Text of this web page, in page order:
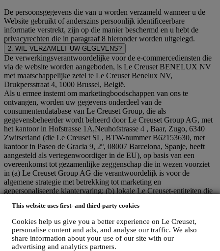
This website uses first- and third-party cookies
Cookies help us give you a better experience on Le Creuset,
personalise content and ads, and analyse our traffic. We also
share information about your use of our site with our
advertising and analytics partners.
De persoonsgegevens die van u worden verzameld wanneer u de
Website gebruikt of anderszins persoonlijk identificeerbare
informatie verstrekt, zijn op die manier beschermd en u hebt de
privacyrechten die in paragraaf 8 hieronder worden uitgelegd.
2. WIE VERZAMELT UW GEGEVENS?
De verwerkingsverantwoordelijke voor de e-commercediensten die
via de website worden aangeboden, is Le Creuset BENELUX NV
met maatschappelijke zetel te Le Creuset Benelux NV,
Drukpersstraat 4, 1000 Brussel, België.
Als u ermee instemt om marketingboodschappen van ons te
ontvangen, worden uw gegevens onderdeel van de
consumentendatabase van Le Creuset Group, die als
gegevensbeheerder wordt beheerd door Le Creuset Group AG, met
het kantoor in Hofstrasse 1A,Neuhofstrasse 4 , Baar, Zugo, 6340
Zwitserland (die Le Creuset SL, BTW-nummer B62153630, met
kantoor in Paseo de Gracia 9, 2º, 08007 Barcelona, Spanje, heeft
aangesteld als vertegenwoordiger in de EU), op basis van een
overeenkomst tot gezamenlijke zeggenschap die in wezen voorziet
in (a) Le Creuset Group AG die verantwoordelijk is voor de
algemene strategie met betrekking tot marketing en
gepersonaliseerde klantervaring; (b) lokale Le Creuset-entiteiten die
onafhankelijk marketingcommunicatie/initiatieven ontwikkelen op
lokaal niveau (binnen een bepaald land); (c) beide gezamenlijk
beheerders die nodig zijn om de verzoeken van uw betrokkene om
rechten af te handelen.
3. WAAROM VERZAMELEN WIJ DEZE GEGEVENS?